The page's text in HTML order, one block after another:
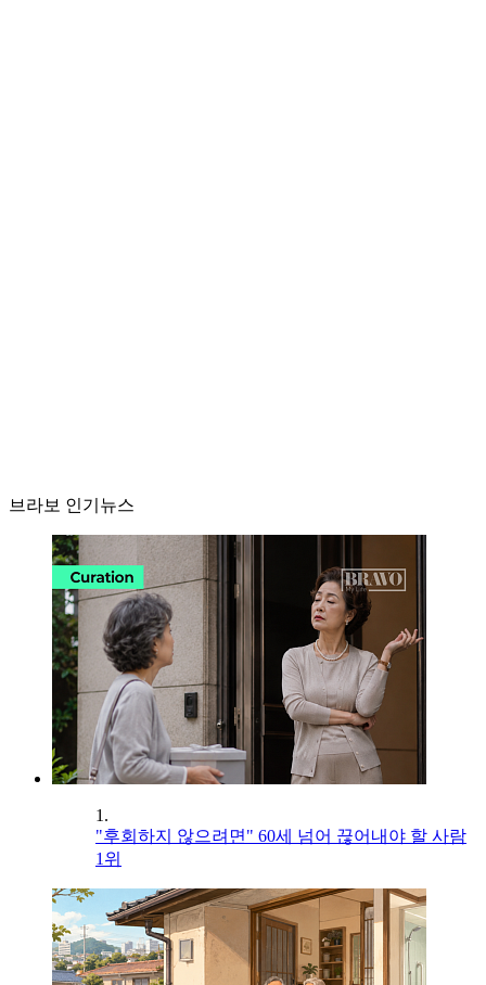
브라보 인기뉴스
1.
"후회하지 않으려면" 60세 넘어 끊어내야 할 사람
1위